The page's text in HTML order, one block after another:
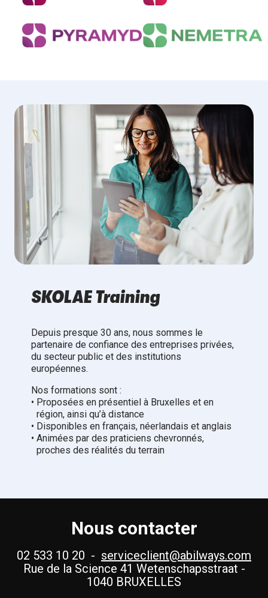
SKOLAE Training
Depuis presque 30 ans, nous sommes le
partenaire de confiance des entreprises privées,
du secteur public et des institutions
européennes.
Nos formations sont :
• Proposées en présentiel à Bruxelles et en
région, ainsi qu’à distance
• Disponibles en français, néerlandais et anglais
•Animées par des praticiens chevronnés,
proches des réalités du terrain
Nous contacter
02 533 10 20 - serviceclient@abilways.com
Rue de la Science 41 Wetenschapsstraat -
1040 BRUXELLES